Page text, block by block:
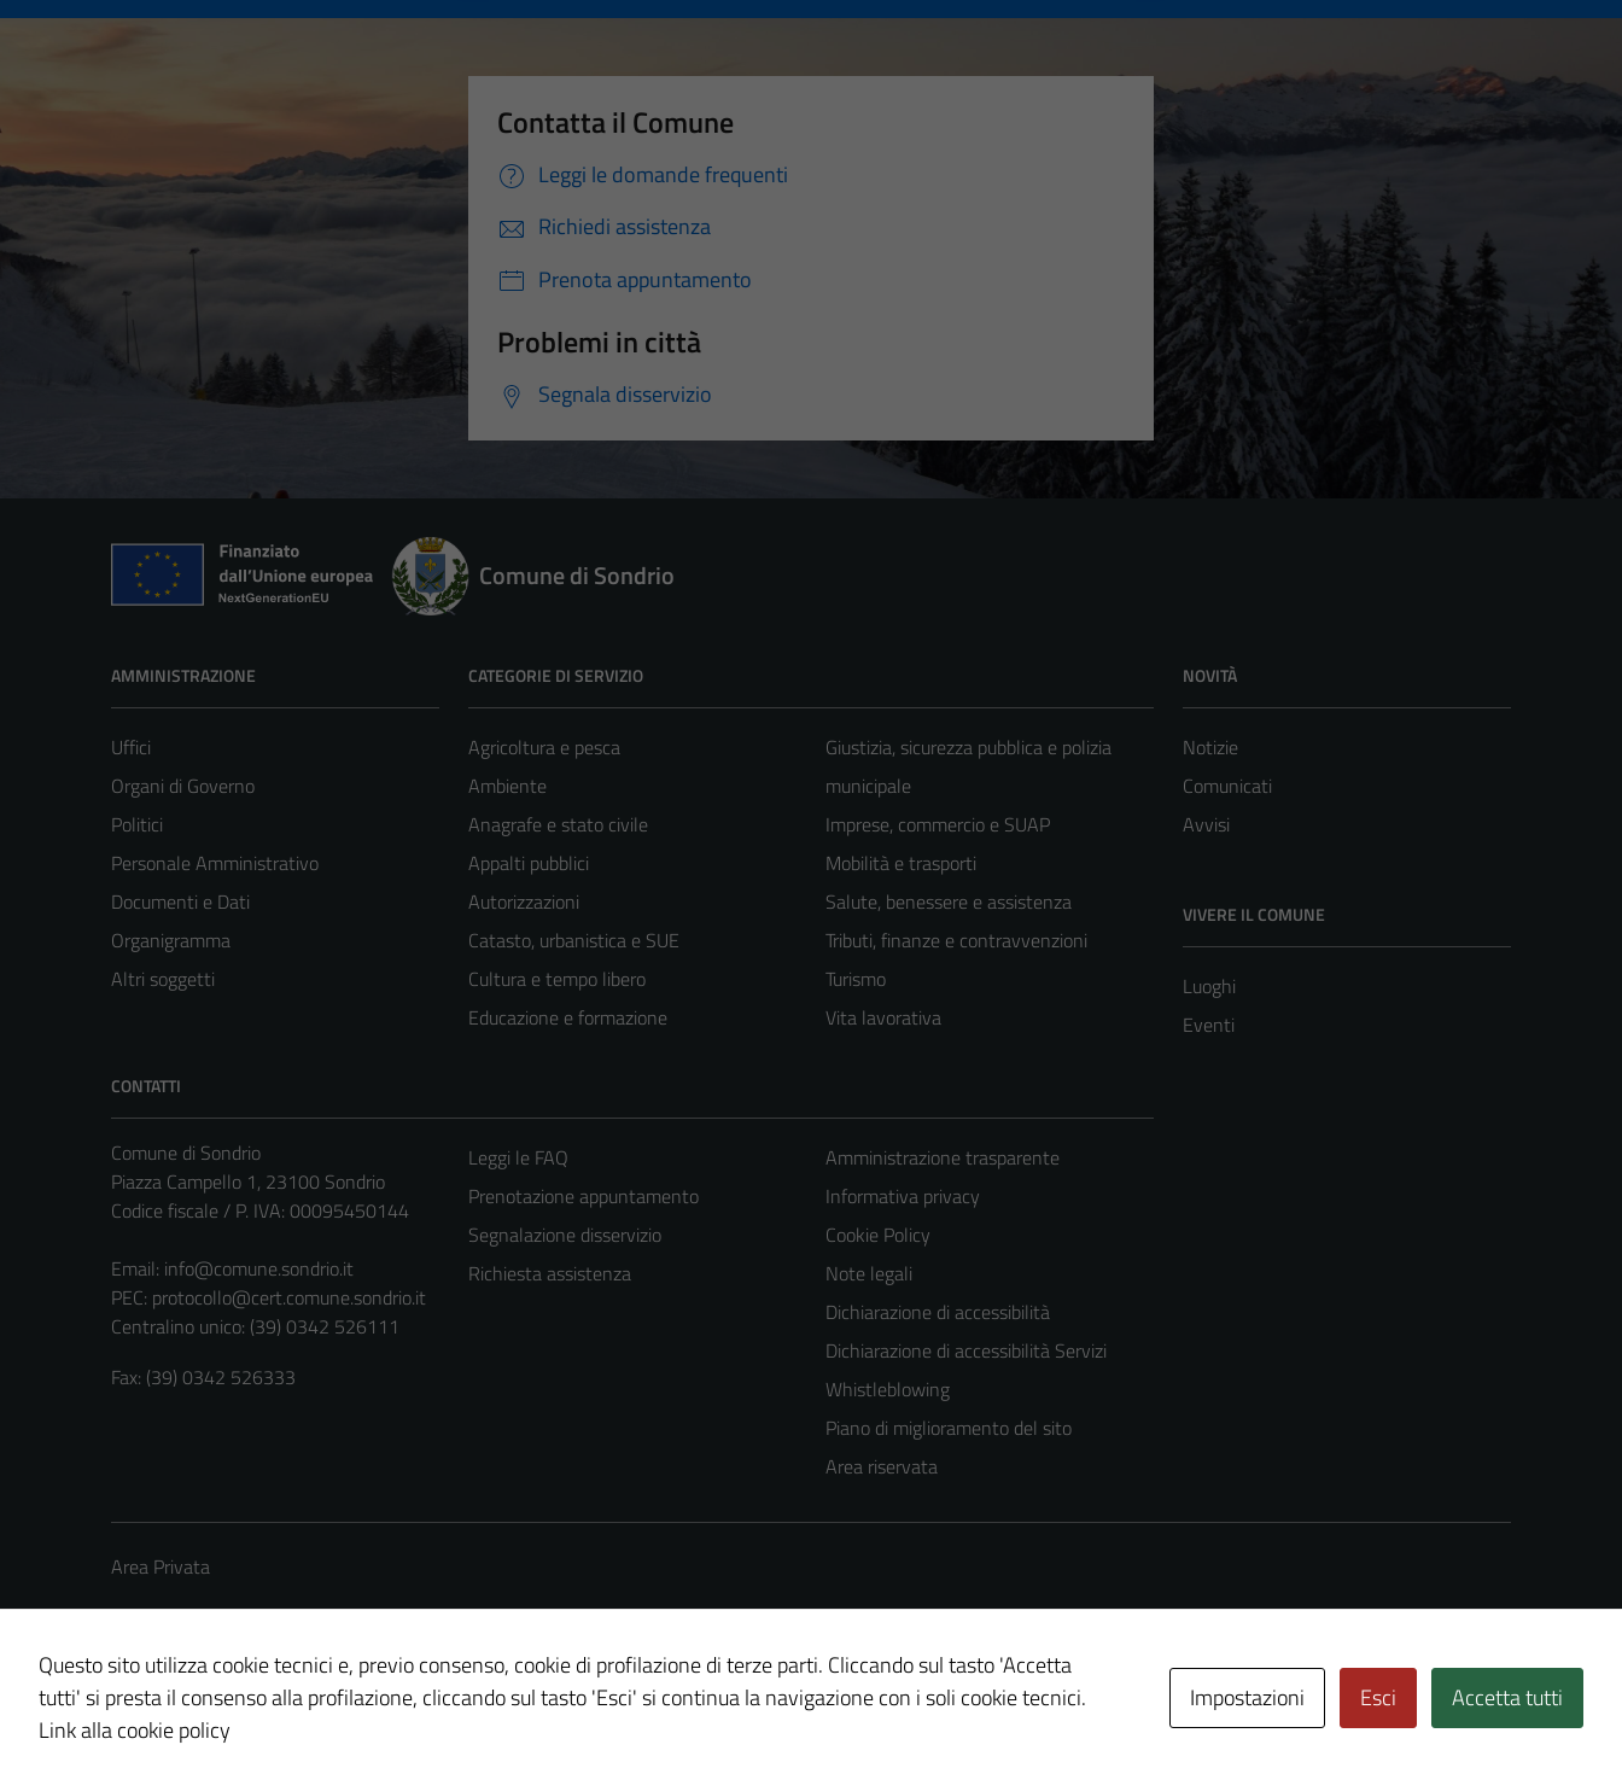
Contatta il Comune
Leggi le domande frequenti
Richiedi assistenza
Prenota appuntamento
Problemi in città
Segnala disservizio
Comune di Sondrio
AMMINISTRAZIONE
Uffici
Organi di Governo
Politici
Personale Amministrativo
Documenti e Dati
Organigramma
Altri soggetti
CATEGORIE DI SERVIZIO
Agricoltura e pesca
Ambiente
Anagrafe e stato civile
Appalti pubblici
Autorizzazioni
Catasto, urbanistica e SUE
Cultura e tempo libero
Educazione e formazione
Giustizia, sicurezza pubblica e polizia
municipale
Imprese, commercio e SUAP
Mobilità e trasporti
Salute, benessere e assistenza
Tributi, finanze e contravvenzioni
Turismo
Vita lavorativa
NOVITÀ
Notizie
Comunicati
Avvisi
VIVERE IL COMUNE
Luoghi
Eventi
CONTATTI
Comune di Sondrio
Piazza Campello 1, 23100 Sondrio
Codice fiscale / P. IVA: 00095450144
Email: info@comune.sondrio.it
PEC: protocollo@cert.comune.sondrio.it
Centralino unico: (39) 0342 526111
Fax: (39) 0342 526333
Leggi le FAQ
Prenotazione appuntamento
Segnalazione disservizio
Richiesta assistenza
Amministrazione trasparente
Informativa privacy
Cookie Policy
Note legali
Dichiarazione di accessibilità
Dichiarazione di accessibilità Servizi
Whistleblowing
Piano di miglioramento del sito
Area riservata
Area Privata
Credits: © Technical Design s.r.l.
Questo sito utilizza cookie tecnici e, previo consenso, cookie di profilazione di terze parti. Cliccando sul tasto 'Accetta
tutti' si presta il consenso alla profilazione, cliccando sul tasto 'Esci' si continua la navigazione con i soli cookie tecnici.
Link alla cookie policy
Impostazioni Esci Accetta tutti
Tecnici
Questi cookie
del sito e non
essere
disabilitati.